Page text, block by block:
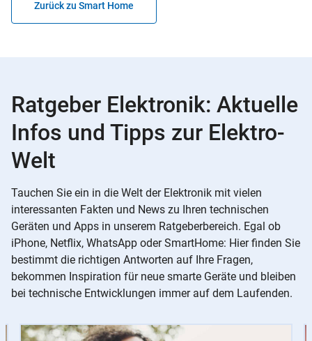
Zurück zu Smart Home
Ratgeber Elektronik: Aktuelle
Infos und Tipps zur Elektro-
Welt
Tauchen Sie ein in die Welt der Elektronik mit vielen
interessanten Fakten und News zu Ihren technischen
Geräten und Apps in unserem Ratgeberbereich. Egal ob
iPhone, Netflix, WhatsApp oder SmartHome: Hier finden Sie
bestimmt die richtigen Antworten auf Ihre Fragen,
bekommen Inspiration für neue smarte Geräte und bleiben
bei technische Entwicklungen immer auf dem Laufenden.
Instructions